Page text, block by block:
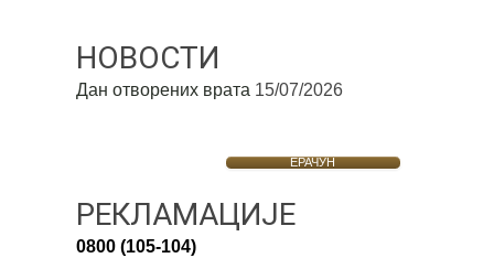
НОВОСТИ
Дан отворених врата 15/07/2026
ЕРАЧУН
РЕКЛАМАЦИЈЕ
0800 (105-104)